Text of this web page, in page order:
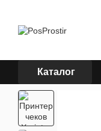
Каталог